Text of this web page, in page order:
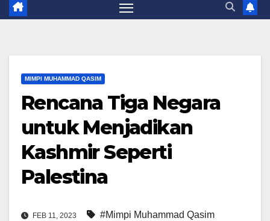
MIMPI MUHAMMAD QASIM
Rencana Tiga Negara
untuk Menjadikan
Kashmir Seperti
Palestina
FEB 11, 2023 #Mimpi Muhammad Qasim